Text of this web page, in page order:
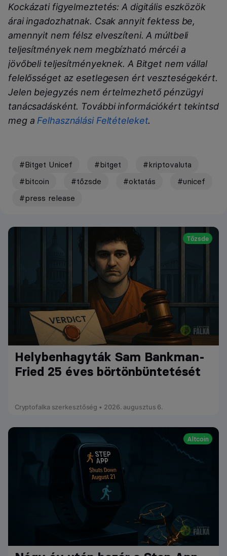
Kockázati figyelmeztetés: A digitális eszközök
árai ingadozhatnak. Csak annyit fektess be,
amennyit nem félsz elveszíteni. A múltbeli
teljesítmények nem megbízható mércéi a
jövőbeli teljesítményeknek. A Bitget nem vállal
felelősséget az esetlegesen ért veszteségekért.
Jelen bejegyzés nem értelmezhető pénzügyi
tanácsadásként. További információkért tekintsd
meg a Felhasználási Feltételeket.
#Bitget Unicef #bitget
#kriptovaluta
#bitcoin
#tőzsde #oktatás
#unicef
#press release
Tőzsde
Helybenhagyták Sam Bankman-
Fried 25 éves börtönbüntetését
Cryptofalka szerkesztőség • 2026. augusztus 6.
Altcoin